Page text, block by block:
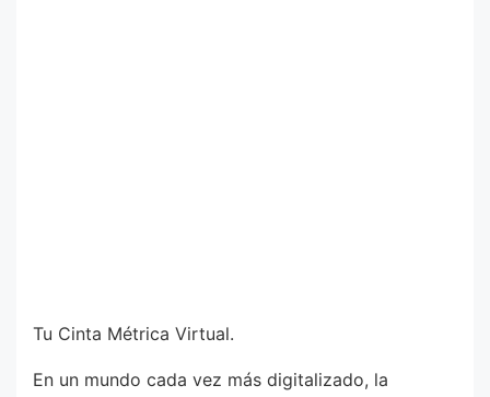
Tu Cinta Métrica Virtual.
En un mundo cada vez más digitalizado, la